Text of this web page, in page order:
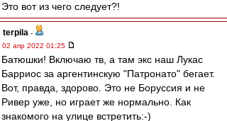
Это вот из чего следует?!
terpila -
02 апр 2022 01:25
Батюшки! Включаю тв, а там экс наш Лукас
Барриос за аргентинскую "Патронато" бегает.
Вот, правда, здорово. Это не Боруссия и не
Ривер уже, но играет же нормально. Как
знакомого на улице встретить:-)